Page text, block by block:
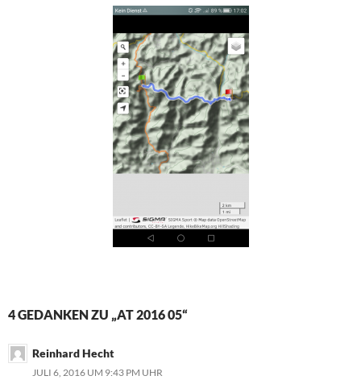
4 GEDANKEN ZU „AT 2016 05“
Reinhard Hecht
JULI 6, 2016 UM 9:43 PM UHR